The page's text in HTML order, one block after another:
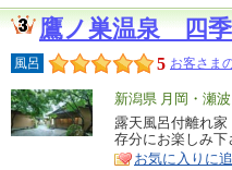
鷹ノ巣温泉 四
風呂 5 お客さま
エ
リ
ア
新潟県 月岡・瀬
特
徴
露天風呂付離れ
存分にお楽しみ下
お気に入りに